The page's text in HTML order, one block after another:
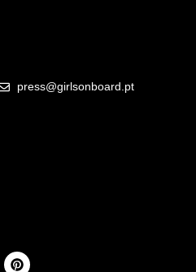
press@girlsonboard.pt